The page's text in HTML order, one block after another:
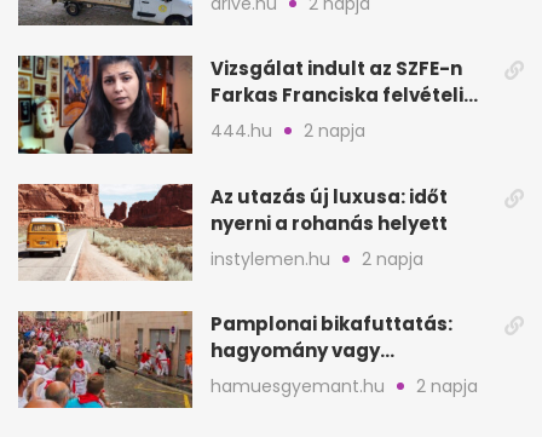
Vizsgálat indult az SZFE-n
Farkas Franciska felvételi
videója után
444.hu 2 napja
Az utazás új luxusa: időt
nyerni a rohanás helyett
instylemen.hu 2 napja
Pamplonai bikafuttatás:
hagyomány vagy
értelmetlen vérontás?
hamuesgyemant.hu 2 napja